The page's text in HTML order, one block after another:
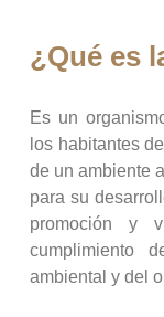
¿Qué es
Es un
los habitantes
de un ambiente
para su
promoción y
cumplimiento
ambiental y del